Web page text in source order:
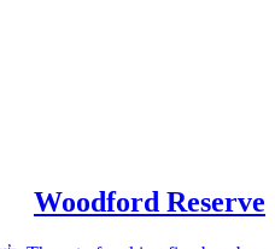
Woodford Reserve